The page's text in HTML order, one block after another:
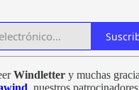
Windletter y muchas